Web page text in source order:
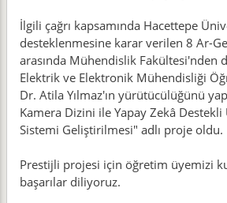
İlgili çağrı kapsamında Hacettepe
desteklenmesine karar verilen 8 Ar-
arasında Mühendislik Fakültesi'nden
Elektrik ve Elektronik Mühendisliği
Dr. Atila Yılmaz'ın yürütücülüğünü
Kamera Dizini ile Yapay Zekâ
Sistemi Geliştirilmesi" adlı proje oldu.
Prestijli projesi için öğretim üyemizi
başarılar diliyoruz.